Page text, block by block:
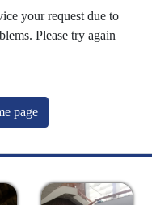
your request due to
Please try again
page